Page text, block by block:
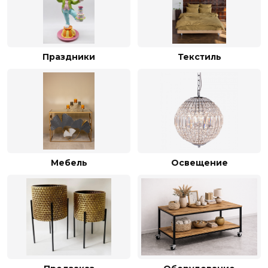
Праздники Текстиль
Мебель Освещение